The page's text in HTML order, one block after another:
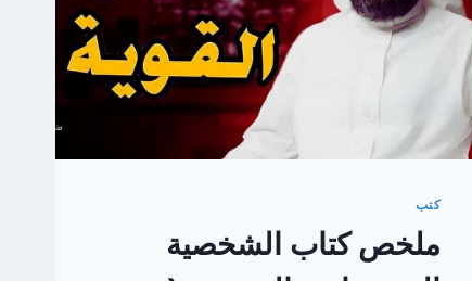
كتب
ملخص كتاب الشخصية